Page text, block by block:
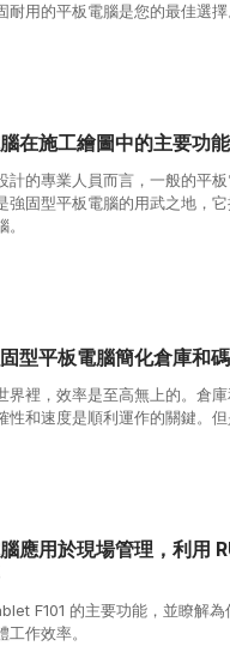
耐用的平板電腦是您的最佳選擇
在施工繪圖中的主要功能
計的專業人員而言，一般的平
強固型平板電腦的用武之地，
型平板電腦簡化倉庫和
界裡，效率是至高無上的。倉
性和速度是順利運作的關鍵。但
應用於現場管理，利用
F101 的主要功能，並瞭解為
作效率。